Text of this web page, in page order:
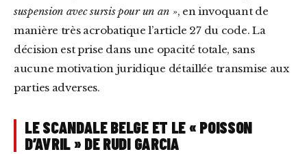
suspension avec sursis pour un an », en invoquant de
manière très acrobatique l’article 27 du code. La
décision est prise dans une opacité totale, sans
aucune motivation juridique détaillée transmise aux
parties adverses.
LE SCANDALE BELGE ET LE « POISSON
D’AVRIL » DE RUDI GARCIA